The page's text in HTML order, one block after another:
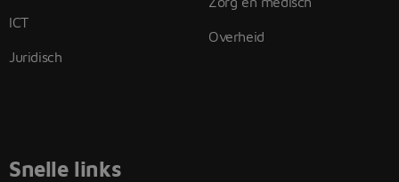
ICT
Juridisch
Overheid
Snelle links